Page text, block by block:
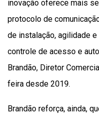
inovação oferece mais
protocolo de
de instalação, agilidade
controle de acesso e
Brandão, Diretor
feira desde 2019.
Brandão reforça, ainda,